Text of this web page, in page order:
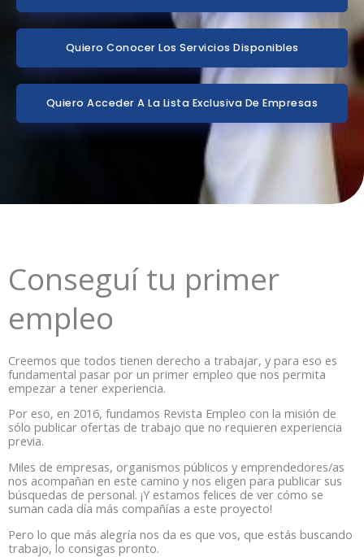
Quiero Conocer Los Servicios Disponibles
Quiero Acceder A La Lista Exclusiva De Empresas
Conseguí tu primer
empleo
Creemos que todos tienen derecho a trabajar, y para eso es
fundamental pasar por un primer empleo que nos permita
empezar a tener experiencia.
Por eso, en 2016, fundamos Revista Empleo con la misión de
sólo publicar ofertas de trabajo que no requieren experiencia
previa.
Miles de empresas, organismos públicos y emprendedores/as
nos acompañan en este camino y nos eligen para publicar sus
búsquedas de personal. ¡Y estamos felices de ver cómo se
suman cada día más compañías a este proyecto!
Pero lo que más alegría nos da es que vos, que estás buscando
trabajo, lo consigas pronto.